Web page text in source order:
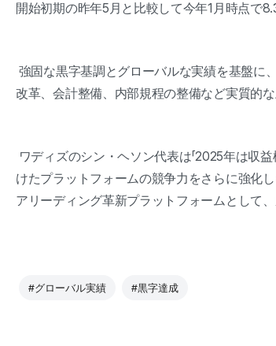
開始初期の昨年5月と比較して今年1月時点で
強固な黒字基調とグローバルな実績を基盤に
改革、会計整備、内部規程の整備など実質的
ワディズのシン・ヘソン代表は「2025年は収
けたプラットフォームの競争力をさらに強化
アリーディング革新プラットフォームとして
#グローバル実績 #黒字達成